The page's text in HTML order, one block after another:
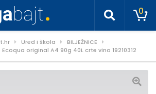
0
Ured i škola
BILJEŽNICE
original A4 90g 40L crte vino 19210312